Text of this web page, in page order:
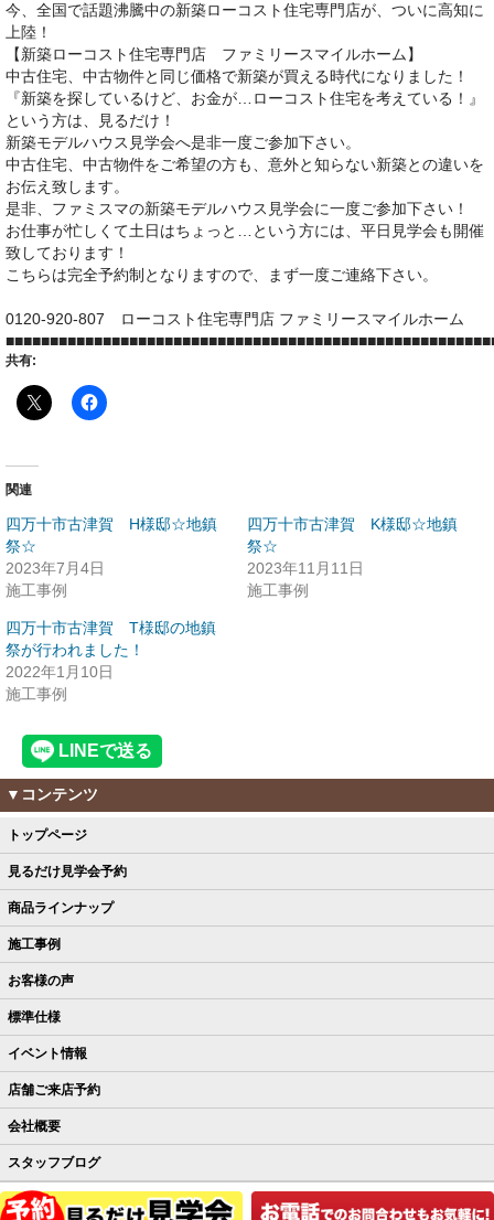
今、全国で話題沸騰中の新築ローコスト住宅専門店が、ついに高知に
上陸！
【新築ローコスト住宅専門店 ファミリースマイルホーム】
中古住宅、中古物件と同じ価格で新築が買える時代になりました！
『新築を探しているけど、お金が…ローコスト住宅を考えている！』
という方は、見るだけ！
新築モデルハウス見学会へ是非一度ご参加下さい。
中古住宅、中古物件をご希望の方も、意外と知らない新築との違いを
お伝え致します。
是非、ファミスマの新築モデルハウス見学会に一度ご参加下さい！
お仕事が忙しくて土日はちょっと…という方には、平日見学会も開催
致しております！
こちらは完全予約制となりますので、まず一度ご連絡下さい。
0120-920-807 ローコスト住宅専門店 ファミリースマイルホーム
共有:
関連
四万十市古津賀 H様邸☆地鎮
祭☆
2023年7月4日
施工事例
四万十市古津賀 K様邸☆地鎮
祭☆
2023年11月11日
施工事例
四万十市古津賀 T様邸の地鎮
祭が行われました！
2022年1月10日
施工事例
▼コンテンツ
トップページ
見るだけ見学会予約
商品ラインナップ
施工事例
お客様の声
標準仕様
イベント情報
店舗ご来店予約
会社概要
スタッフブログ